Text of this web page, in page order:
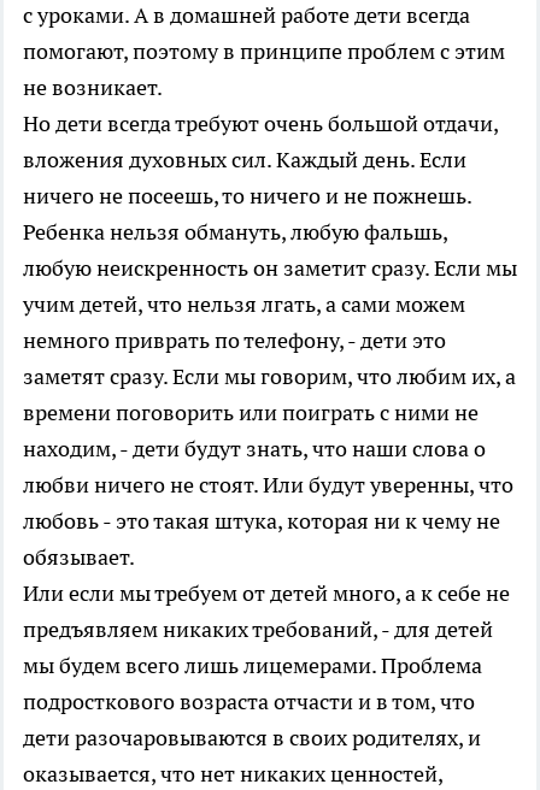
с уроками. А в домашней работе дети всегда
помогают, поэтому в принципе проблем с этим
не возникает.
Но дети всегда требуют очень большой отдачи,
вложения духовных сил. Каждый день. Если
ничего не посеешь, то ничего и не пожнешь.
Ребенка нельзя обмануть, любую фальшь,
любую неискренность он заметит сразу. Если мы
учим детей, что нельзя лгать, а сами можем
немного приврать по телефону, - дети это
заметят сразу. Если мы говорим, что любим их, а
времени поговорить или поиграть с ними не
находим, - дети будут знать, что наши слова о
любви ничего не стоят. Или будут уверенны, что
любовь - это такая штука, которая ни к чему не
обязывает.
Или если мы требуем от детей много, а к себе не
предъявляем никаких требований, - для детей
мы будем всего лишь лицемерами. Проблема
подросткового возраста отчасти и в том, что
дети разочаровываются в своих родителях, и
оказывается, что нет никаких ценностей,